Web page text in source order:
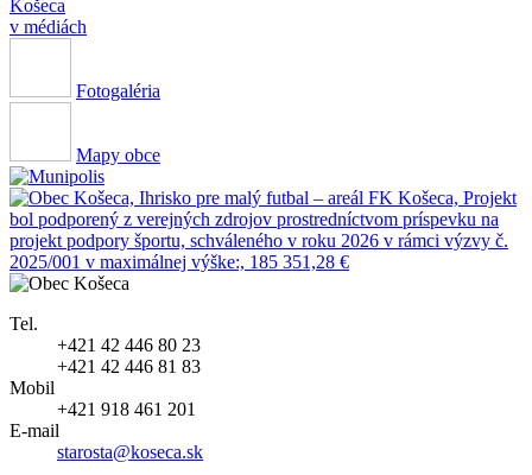
Košeca
v médiách
Fotogaléria
Mapy obce
Tel.
+421 42 446 80 23
+421 42 446 81 83
Mobil
+421 918 461 201
E-mail
starosta@koseca.sk